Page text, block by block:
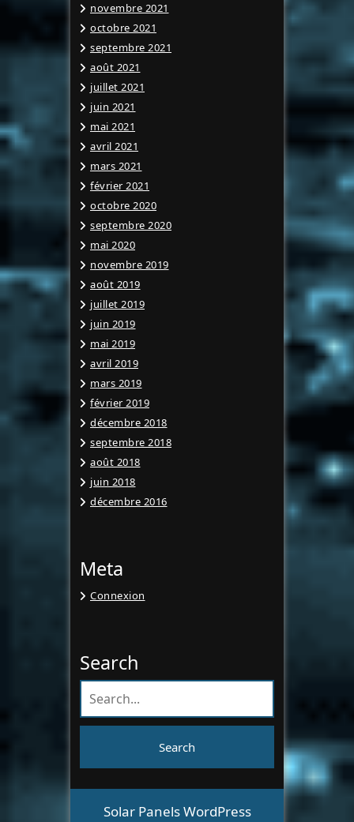
novembre 2021
octobre 2021
septembre 2021
août 2021
juillet 2021
juin 2021
mai 2021
avril 2021
mars 2021
février 2021
octobre 2020
septembre 2020
mai 2020
novembre 2019
août 2019
juillet 2019
juin 2019
mai 2019
avril 2019
mars 2019
février 2019
décembre 2018
septembre 2018
août 2018
juin 2018
décembre 2016
Meta
Connexion
Search
Solar Panels WordPress